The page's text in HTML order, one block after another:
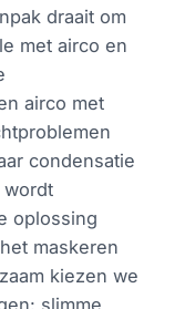
draait om
met airco en
airco met
condensatie
wordt
oplossing
maskeren
kiezen we
slimme